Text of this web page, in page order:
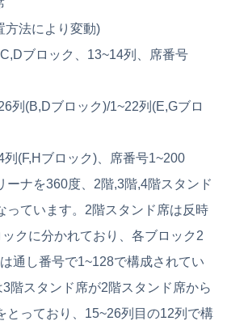
方法により変動)
ブロック、13~14列、席番号
列(B,Dブロック)/1~22列(E,Gブロ
(F,Hブロック)、席番号1~200
ーナを360度、2階,3階,4階スタンド
っています。2階スタンド席は反時
クに分かれており、各ブロック2
通し番号で1~128で構成されてい
階スタンド席が2階スタンド席から
とっており、15~26列目の12列で構